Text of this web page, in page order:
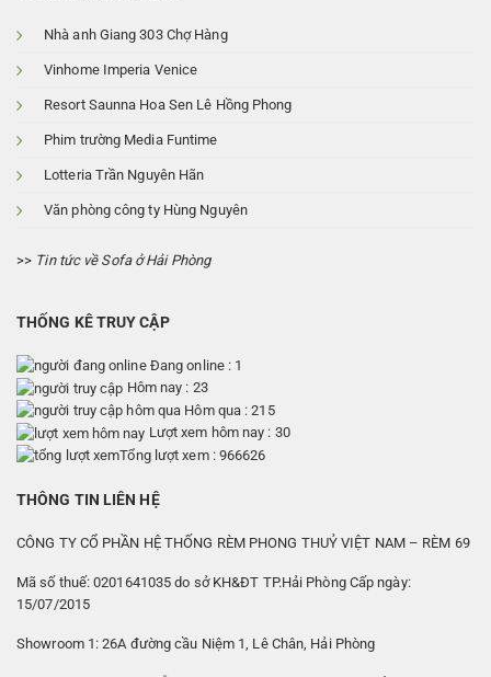
Nhà anh Giang 303 Chợ Hàng
Vinhome Imperia Venice
Resort Saunna Hoa Sen Lê Hồng Phong
Phim trường Media Funtime
Lotteria Trần Nguyên Hãn
Văn phòng công ty Hùng Nguyên
>> Tin tức về Sofa ở Hải Phòng
THỐNG KÊ TRUY CẬP
Đang online : 1
Hôm nay : 23
Hôm qua : 215
Lượt xem hôm nay : 30
Tổng lượt xem : 966626
THÔNG TIN LIÊN HỆ
CÔNG TY CỔ PHẦN HỆ THỐNG RÈM PHONG THUỶ VIỆT NAM – RÈM 69
Mã số thuế: 0201641035 do sở KH&ĐT TP.Hải Phòng Cấp ngày:
15/07/2015
Showroom 1: 26A đường cầu Niệm 1, Lê Chân, Hải Phòng